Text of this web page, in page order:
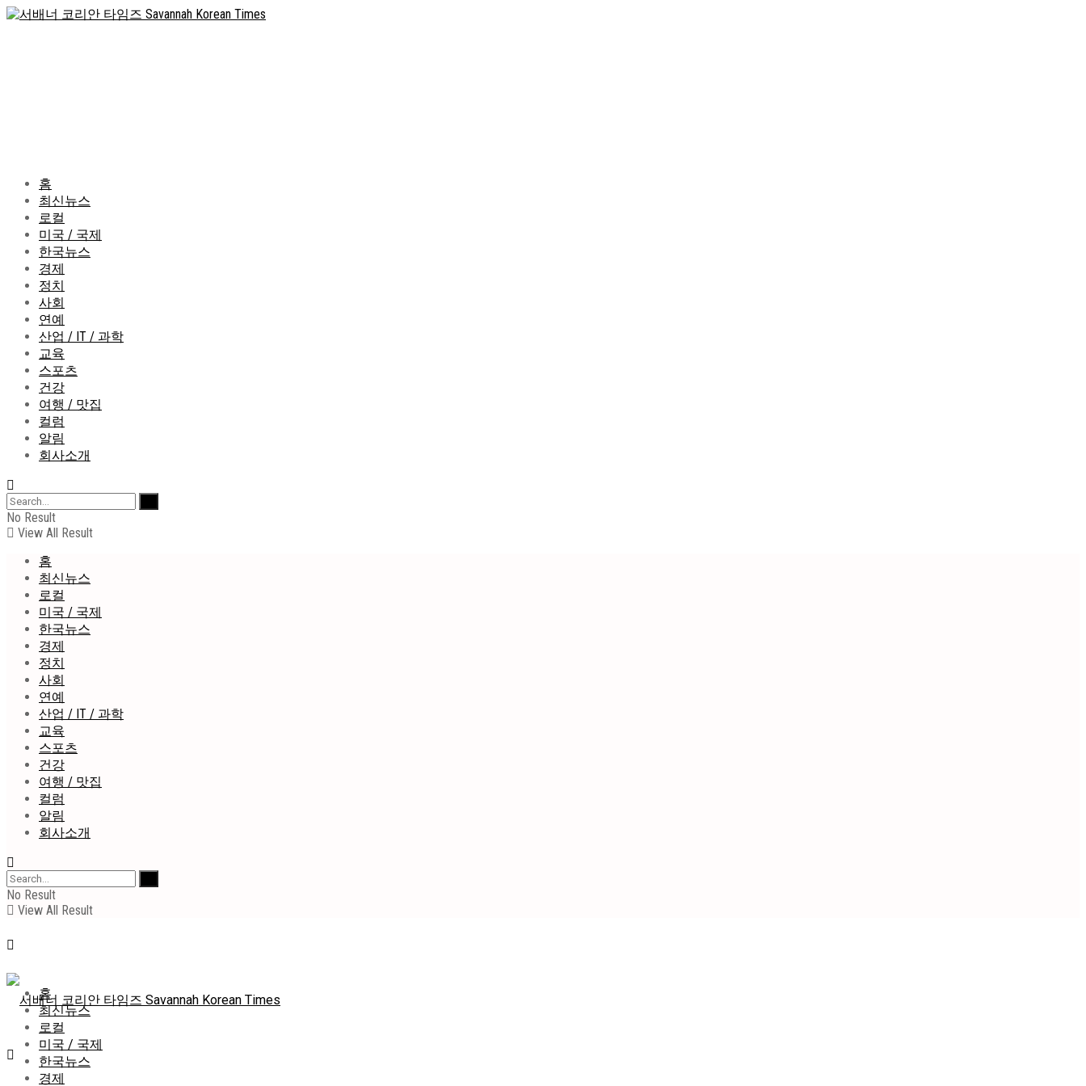
홈
최신뉴스
로컬
미국 / 국제
한국뉴스
경제
정치
사회
연예
산업 / IT / 과학
교육
스포츠
건강
여행 / 맛집
컬럼
알림
회사소개
No Result
View All Result
홈
최신뉴스
로컬
미국 / 국제
한국뉴스
경제
정치
사회
연예
산업 / IT / 과학
교육
스포츠
건강
여행 / 맛집
컬럼
알림
회사소개
No Result
View All Result
홈
최신뉴스
로컬
미국 / 국제
한국뉴스
경제